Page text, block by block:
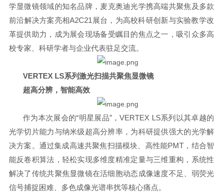
学显微镜领域的知名品牌， 麦克奥迪光学携高端共聚焦及多款
前沿解决方案亮相A2C21展台，为高校科研创新与实验教学改
革提供助力 ，成为展会现场备受瞩目的焦点之一，吸引众多高
校专家、科研学者与企业代表驻足交流。
VERTEX LS系列激光扫描共聚焦显微镜
超高分辨，智能高效
作为本次展会的“明星展品”，VERTEX LS系列以其卓越的
光学切片能力与纳米级超高分辨率，为科研提供强大的光学解
决方案。通过集成高速共聚焦扫描模块、高性能PMT，结合智
能反卷积算法，轻松实现多维度精准定量与三维重构，系统性
解决了传统共聚焦显微镜在活细胞动态成像速度不足、弱荧光
信号捕捉困难、多色成像光谱串扰等核心痛点。